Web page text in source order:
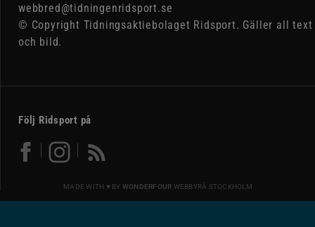
webbred@tidningenridsport.se
© Copyright Tidningsaktiebolaget Ridsport. Gäller all text
och bild.
Följ Ridsport på
MADE WITH ♥ BY WONDERFOUR WEBBYRÅ STOCKHOLM